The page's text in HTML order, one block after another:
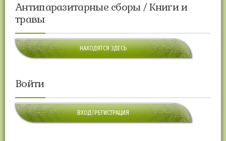
Антипаразитарные сборы / Книги и
травы
НАХОДЯТСЯ ЗДЕСЬ
Войти
ВХОД/РЕГИСТРАЦИЯ